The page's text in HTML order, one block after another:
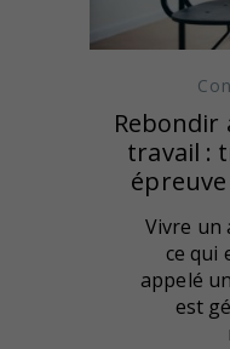
Rebondir
travail :
Vivre un
ce qui
appelé
est